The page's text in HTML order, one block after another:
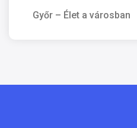
Győr – Élet a városban